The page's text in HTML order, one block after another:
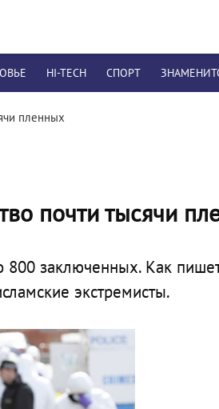
HI-TECH СПОРТ
пленных
почти тысячи
заключенных. Как
экстремисты.